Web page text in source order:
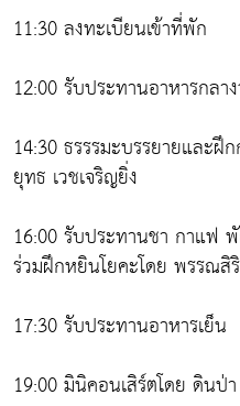
11:30 ลงทะเบียนเข้าที่พัก
12:00 รับประทานอาหารกลา
14:30 ธรรรมะบรรยายและฝึ
ยุทธ เวชเจริญยิ่ง
16:00 รับประทานชา กาแฟ
ร่วมฝึกหยินโยคะโดย พรรณสิ
17:30 รับประทานอาหารเย็น
19:00 มินิคอนเสิร์ตโดย ดิน